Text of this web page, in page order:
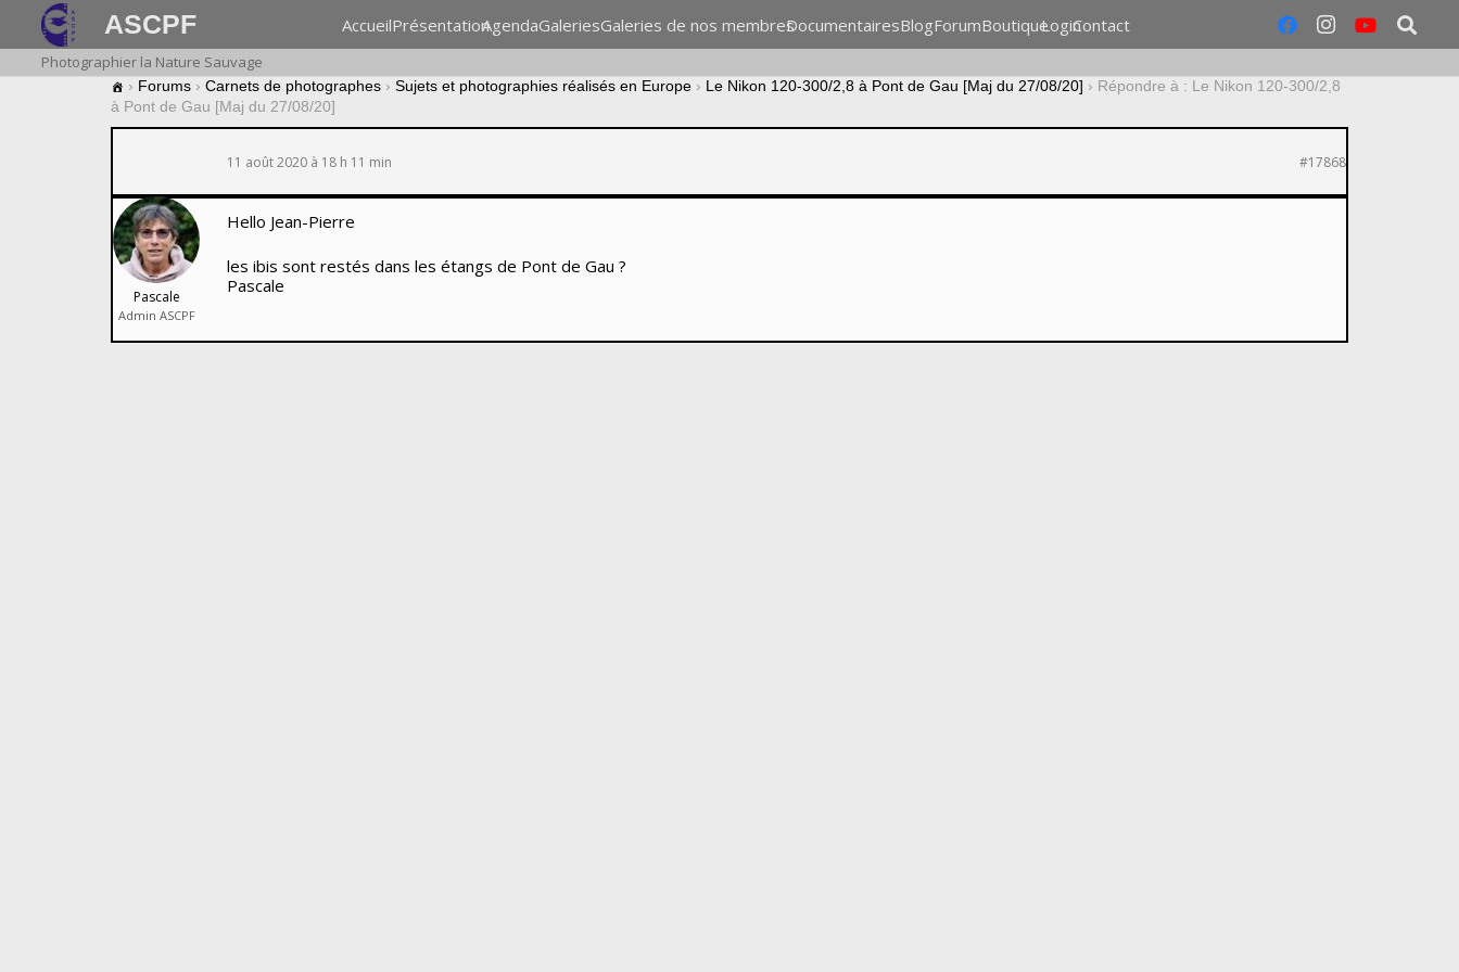
ASCPF AccueilPrésentationAgendaGaleriesGaleries de nos membresDocumentairesBlogForumBoutiqueLoginContact
Photographier la Nature Sauvage
› Forums › Carnets de photographes › Sujets et photographies réalisés en Europe › Le Nikon 120-300/2,8 à Pont de Gau [Maj du 27/08/20] › Répondre à : Le Nikon 120-300/2,8
à Pont de Gau [Maj du 27/08/20]
11 août 2020 à 18 h 11 min #17868
Pascale
Admin ASCPF
Hello Jean-Pierre
les ibis sont restés dans les étangs de Pont de Gau ?
Pascale